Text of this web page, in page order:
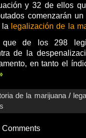
y 32 de ellos
comenzarán
la legalización de la
de los 298
de la
en tanto el
de la marijuana/